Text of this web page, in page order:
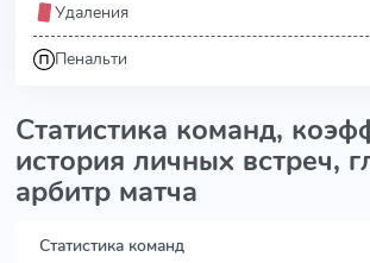
Удаления
Пенальти
Статистика команд,
история личных встреч,
арбитр матча
Статистика команд